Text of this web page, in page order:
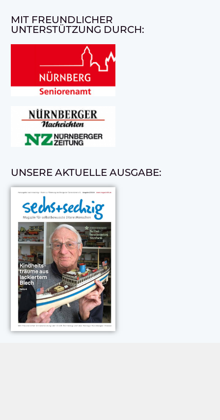
MIT FREUNDLICHER
UNTERSTÜTZUNG DURCH:
UNSERE AKTUELLE AUSGABE: